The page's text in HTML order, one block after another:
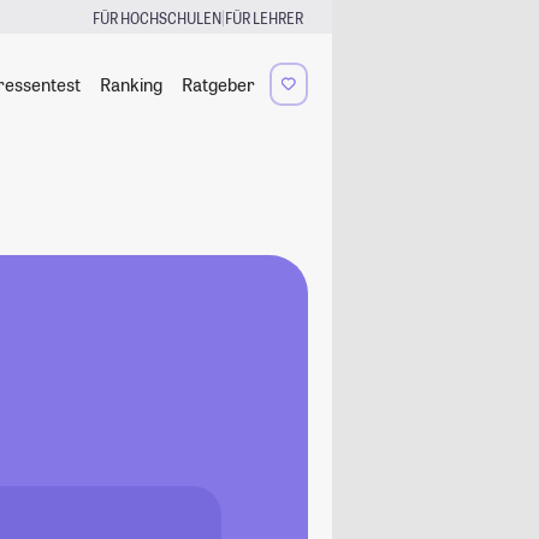
FÜR HOCHSCHULEN|FÜR LEHRER
Ranking Ratgeber